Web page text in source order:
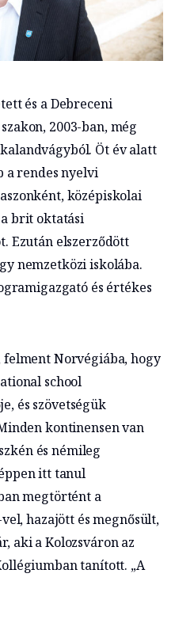
és a Debreceni
2003-ban, még
Öt év alatt
a rendes nyelvi
középiskolai
brit oktatási
Ezután elszerződött
nemzetközi iskolába.
és értékes
felment Norvégiába, hogy
school
és szövetségük
kontinensen van
és némileg
itt tanul
megtörtént a
hazajött és megnősült,
aki a Kolozsváron az
tanított. „A